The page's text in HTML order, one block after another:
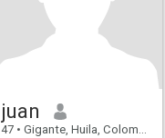
juan
47 • Gigante, Huila, Colombia